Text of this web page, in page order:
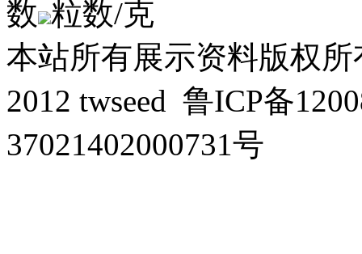
数 粒数/克
本站所有展示资料版权
2012 twseed 鲁ICP备
37021402000731号